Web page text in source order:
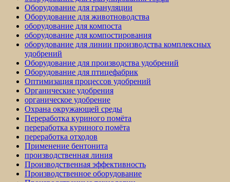
Оборудование для грануляции
Оборудование для животноводства
оборудование для компоста
оборудование для компостирования
оборудование для линии производства комплексных
удобрений
Оборудование для производства удобрений
Оборудование для птицефабрик
Оптимизация процессов удобрений
Органические удобрения
органическое удобрение
Охрана окружающей среды
Переработка куриного помёта
переработка куриного помёта
переработка отходов
Применение бентонита
производственная линия
Производственная эффективность
Производственное оборудование